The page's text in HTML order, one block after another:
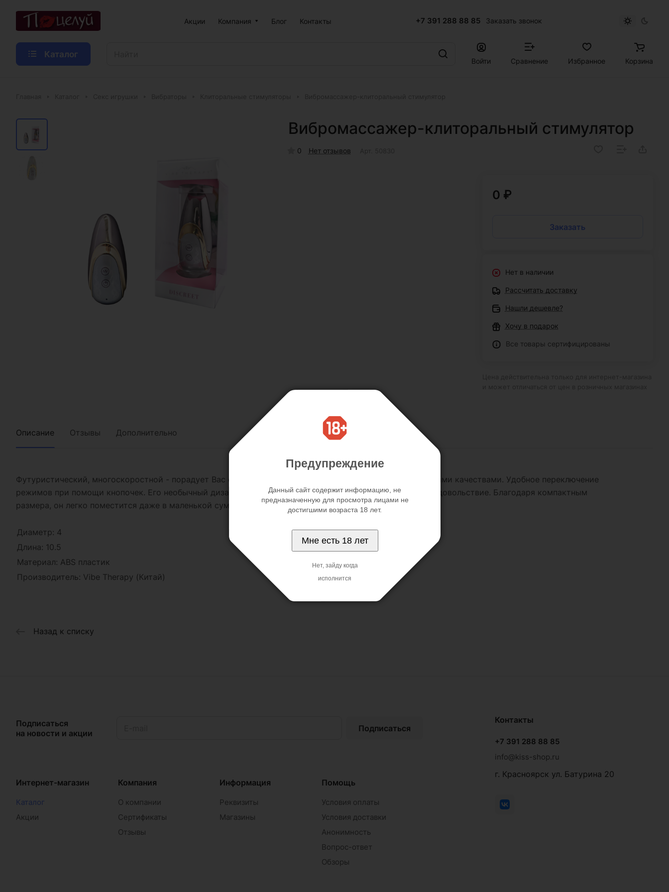
Акции Компания Блог Контакты +7 391 288 88 85 Заказать звонок
Каталог
Войти Сравнение Избранное Корзина
Вибромассажер-клиторальный стимулятор
0 Нет отзывов
0 ₽
Заказать
Нет в наличии
Рассчитать доставку
Нашли дешевле?
Хочу в подарок
Все товары сертифицированы
Описание Отзывы Дополнительно
Футуристический, многоскоростной - порадует Вас своим ярким дизайном и отменными функциональными качествами. Удобное переключение
режимов при помощи кнопочек. Его необычный дизайн и гладкая поверхность доставят максимальное удовольствие. Благодаря компактным
размера, он легко поместится даже в маленькой сумочке и его легко взять в путешествие.
Диаметр: 4
Длина: 10.5
Материал: ABS пластик
Производитель: Vibe Therapy (Китай)
Назад к списку
Подписаться
на новости и акции
Подписаться
Интернет-магазин
Каталог
Акции
Компания
О компании
Сертификаты
Отзывы
Информация
Реквизиты
Магазины
Помощь
Условия оплаты
Условия доставки
Анонимность
Вопрос-ответ
Обзоры
Контакты
+7 391 288 88 85
info@kiss-shop.ru
г. Красноярск ул. Батурина 20
Предупреждение
Данный сайт содержит информацию, не
предназначенную для просмотра лицами не
достигшими возраста 18 лет.
Мне есть 18 лет
Нет, зайду когда
исполнится